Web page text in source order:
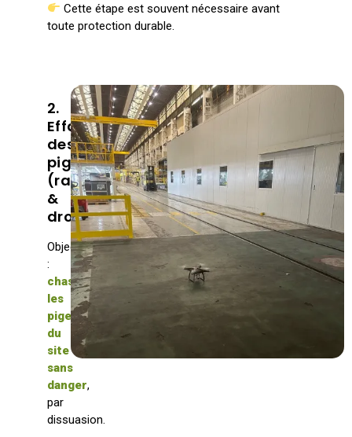
Cette étape est souvent nécessaire avant
toute protection durable.
2.
Effarouchement
des
pigeons
(rapaces
&
drone)
Objectif
:
chasser
les
pigeons
du
site
sans
danger,
par
dissuasion.